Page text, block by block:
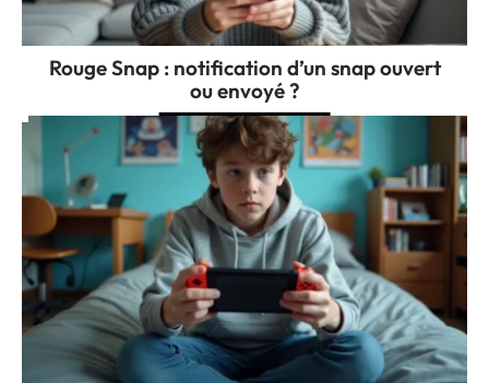
Rouge Snap : notification d’un snap ouvert
ou envoyé ?